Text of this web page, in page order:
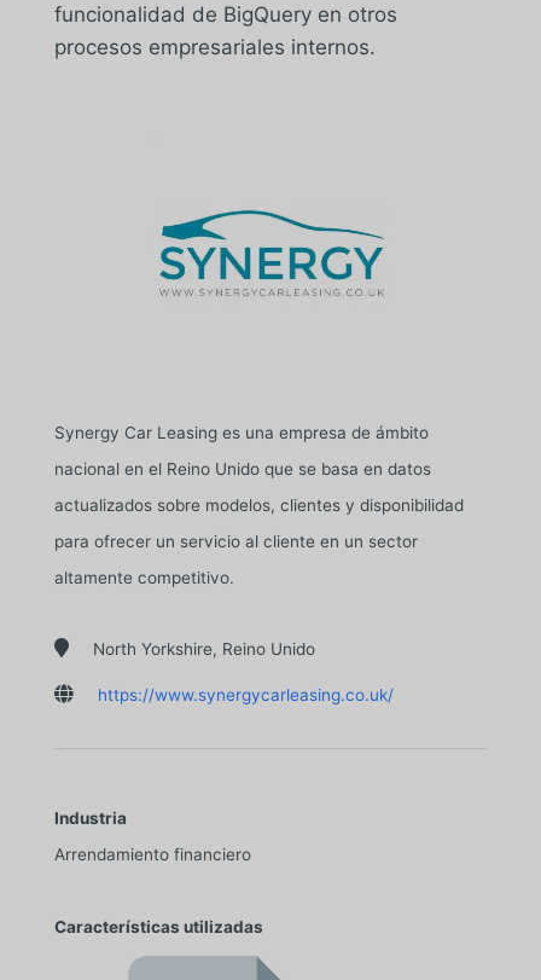
funcionalidad de BigQuery en otros
procesos empresariales internos.
Synergy Car Leasing es una empresa de ámbito
nacional en el Reino Unido que se basa en datos
actualizados sobre modelos, clientes y disponibilidad
para ofrecer un servicio al cliente en un sector
altamente competitivo.
 North Yorkshire, Reino Unido
 https://www.synergycarleasing.co.uk/
Industria
Arrendamiento financiero
Características utilizadas